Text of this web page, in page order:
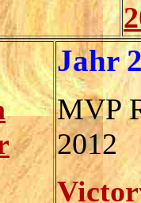
Jahr
MVP
2012